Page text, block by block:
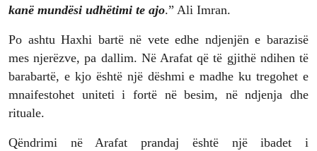
kanë mundësi udhëtimi te ajo.” Ali Imran.
Po ashtu Haxhi bartë në vete edhe ndjenjën e barazisë
mes njerëzve, pa dallim. Në Arafat që të gjithë ndihen të
barabartë, e kjo është një dëshmi e madhe ku tregohet e
mnaifestohet uniteti i fortë në besim, në ndjenja dhe
rituale.
Qëndrimi në Arafat prandaj është një ibadet i